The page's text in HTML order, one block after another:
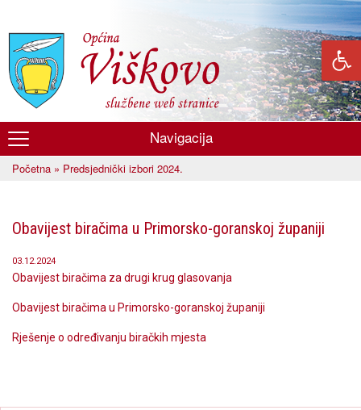
glavni
sadržaj
Općina
Viškovo
Navigacija
Početna » Predsjednički izbori 2024.
Obavijest biračima u Primorsko-goranskoj županiji
03.12.2024
Obavijest biračima za drugi krug glasovanja
Obavijest biračima u Primorsko-goranskoj županiji
Rješenje o određivanju biračkih mjesta